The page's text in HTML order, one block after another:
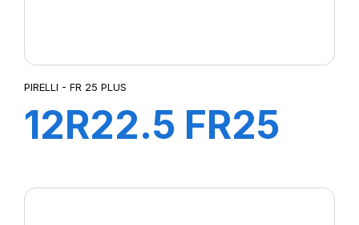
PIRELLI - FR 25 PLUS
12R22.5 FR25